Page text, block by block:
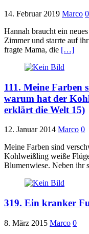
14. Februar 2019 Marco 0
Hannah braucht ein
Zimmer und starrte auf
fragte Mama, die […]
111. Meine Farben
warum hat der
erklärt die Welt 15)
12. Januar 2014 Marco 0
Meine Farben sind
Kohlweißling weiße
Blumenwiese. Neben ihr
319. Ein kranker
8. März 2015 Marco 0